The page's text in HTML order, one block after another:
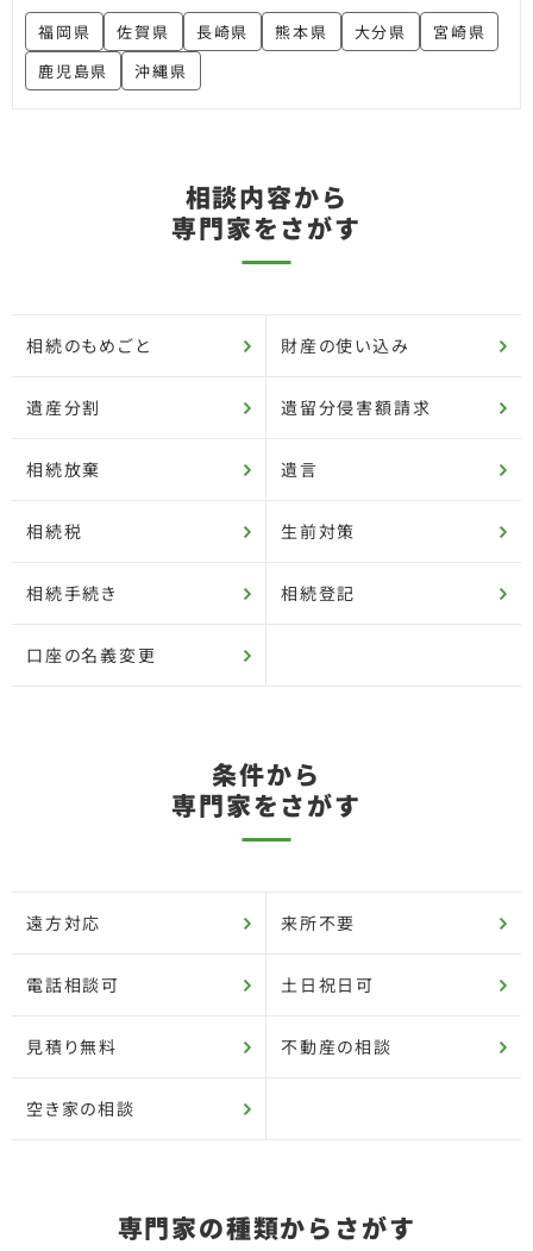
福岡県 佐賀県 長崎県 熊本県 大分県
宮崎県
鹿児島県
沖縄県
相談内容から
専門家をさがす
相続のもめごと 財産の使い込み
遺産分割 遺留分侵害額請求
相続放棄 遺言
相続税 生前対策
相続手続き 相続登記
口座の名義変更
条件から
専門家をさがす
遠方対応 来所不要
電話相談可 土日祝日可
見積り無料 不動産の相談
空き家の相談
専門家の種類からさがす